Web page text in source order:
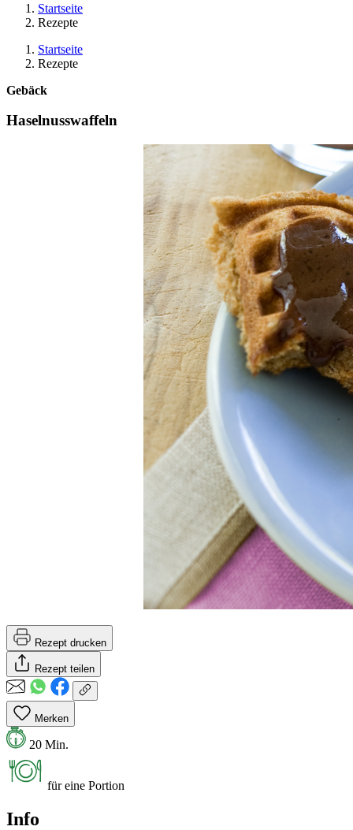
Startseite
Rezepte
Startseite
Rezepte
Gebäck
Haselnusswaffeln
Rezept drucken
Rezept teilen
Merken
20 Min.
für eine Portion
Info